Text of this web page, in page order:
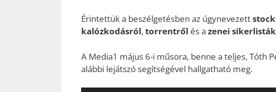
Érintettük a beszélgetésben az úgynevezett
kalózkodásról, torrentről és a zenei
A Media1 május 6-i műsora, benne a teljes, Tóth
alábbi lejátszó segítségével hallgatható meg.